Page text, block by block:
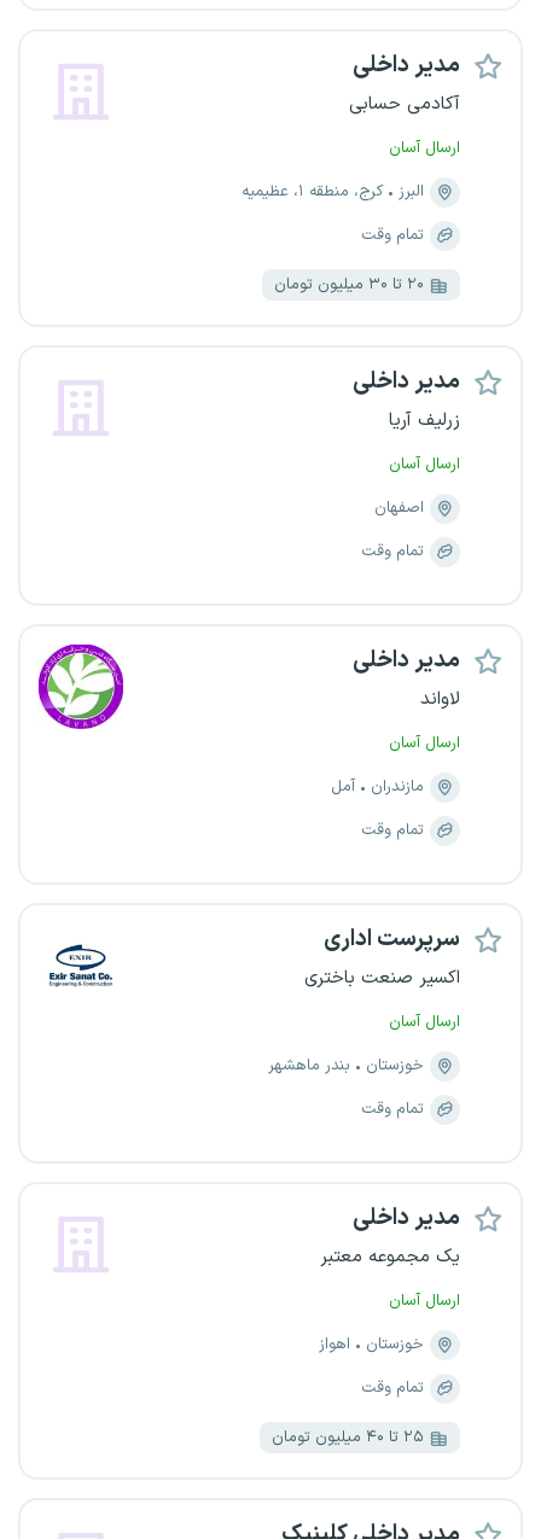
مدیر داخلی
آکادمی حسابی
ارسال آسان
البرز
کرج، منطقه ۱، عظیمیه
تمام وقت
۲۰ تا ۳۰ میلیون تومان
مدیر داخلی
زرلیف آریا
ارسال آسان
اصفهان
تمام وقت
مدیر داخلی
لاواند
ارسال آسان
مازندران
آمل
تمام وقت
سرپرست اداری
اکسیر صنعت باختری
ارسال آسان
خوزستان
بندر ماهشهر
تمام وقت
مدیر داخلی
یک مجموعه معتبر
ارسال آسان
خوزستان
اهواز
تمام وقت
۲۵ تا ۴۰ میلیون تومان